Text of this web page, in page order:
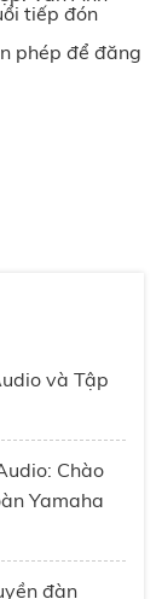
tiếp đón
phép để đăng
và Tập
Chào
Yamaha
đàn